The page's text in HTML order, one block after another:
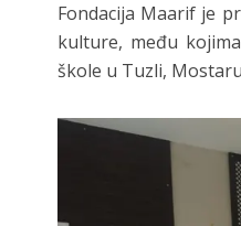
Fondacija Maarif je
kulture, među
škole u Tuzli,